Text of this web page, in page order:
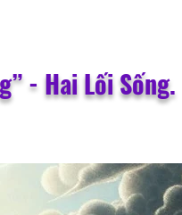
- Hai Lối Sống.